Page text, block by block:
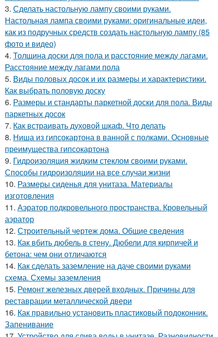
3. Сделать настольную лампу своими руками.
Настольная лампа своими руками: оригинальные идеи,
как из подручных средств создать настольную лампу (85
фото и видео)
4. Толщина доски для пола и расстояние между лагами.
Расстояние между лагами пола
5. Виды половых досок и их размеры и характеристики.
Как выбрать половую доску
6. Размеры и стандарты паркетной доски для пола. Виды
паркетных досок
7. Как встраивать духовой шкаф. Что делать
8. Ниша из гипсокартона в ванной с полками. Основные
преимущества гипсокартона
9. Гидроизоляция жидким стеклом своими руками.
Способы гидроизоляции на все случаи жизни
10. Размеры сиденья для унитаза. Материалы
изготовления
11. Аэратор подкровельного пространства. Кровельный
аэратор
12. Строительный чертеж дома. Общие сведения
13. Как вбить дюбель в стену. Дюбели для кирпичей и
бетона: чем они отличаются
14. Как сделать заземление на даче своими руками
схема. Схемы заземления
15. Ремонт железных дверей входных. Причины для
реставрации металлической двери
16. Как правильно установить пластиковый подоконник.
Запенивание